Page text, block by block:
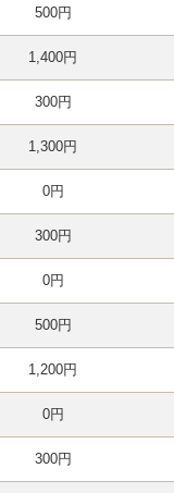
500円
1,400円
300円
1,300円
0円
300円
0円
500円
1,200円
0円
300円